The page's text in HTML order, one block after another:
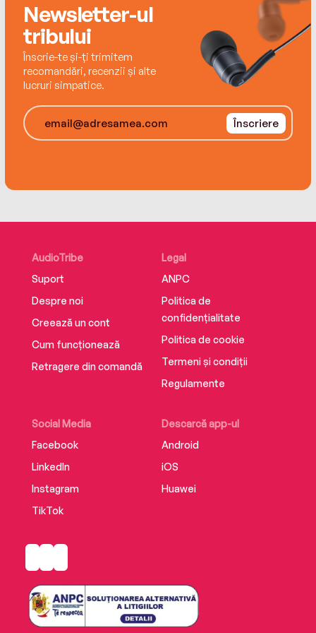
978-606-43-1467-3
care a fost intervievat și de NPR, The Washington
Post, USA Today, The Wall Street Journal etc.
Scriitorul locuiește în Philadelphia.
Newsletter-ul
tribului
Înscrie-te și-ți trimitem
recomandări, recenzii și alte
lucruri simpatice.
Înscriere
AudioTribe
Suport
Despre noi
Creează un cont
Cum funcționează
Retragere din comandă
Social Media
Facebook
LinkedIn
Instagram
TikTok
Descarcă app-ul
Android
iOS
Huawei
Legal
ANPC
Politica de
confidențialitate
Politica de cookie
Termeni și condiții
Regulamente